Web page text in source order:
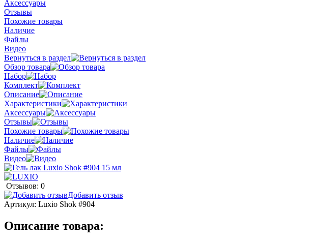
Аксессуары
Отзывы
Похожие товары
Наличие
Файлы
Видео
Вернуться в раздел
Обзор товара
Набор
Комплект
Описание
Характеристики
Аксессуары
Отзывы
Похожие товары
Наличие
Файлы
Видео
Отзывов: 0
Добавить отзыв
Артикул: Luxio Shok #904
Описание товара: